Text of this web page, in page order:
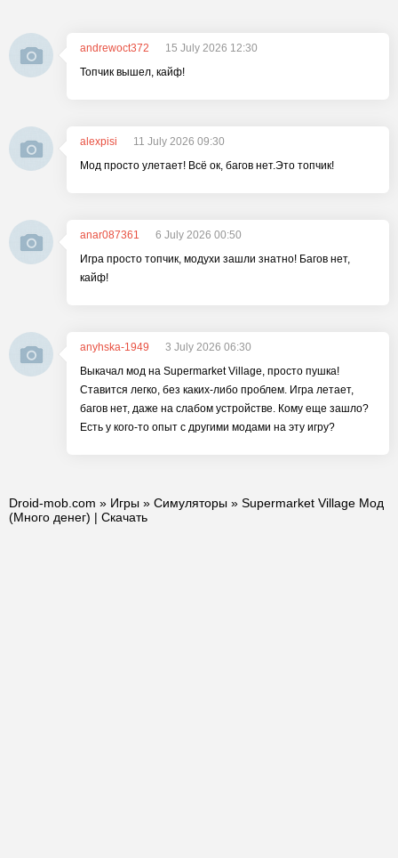
andrewoct372
15 July 2026 12:30
Топчик вышел, кайф!
alexpisi
11 July 2026 09:30
Мод просто улетает! Всё ок, багов нет.Это топчик!
anar087361
6 July 2026 00:50
Игра просто топчик, модухи зашли знатно! Багов нет,
кайф!
anyhska-1949
3 July 2026 06:30
Выкачал мод на Supermarket Village, просто пушка!
Ставится легко, без каких-либо проблем. Игра летает,
багов нет, даже на слабом устройстве. Кому еще зашло?
Есть у кого-то опыт с другими модами на эту игру?
Droid-mob.com » Игры » Симуляторы » Supermarket Village Мод
(Много денег) | Скачать